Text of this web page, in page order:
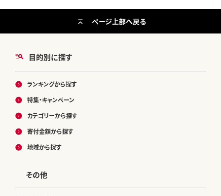
目的別に探す
ランキングから探す
特集・キャンペーン
カテゴリーから探す
寄付金額から探す
地域から探す
その他
ページ上部へ戻る